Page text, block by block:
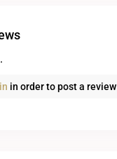
in order to post a review